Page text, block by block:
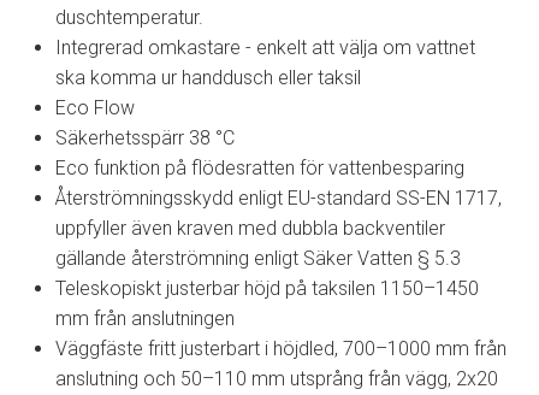
duschtemperatur.
Integrerad omkastare - enkelt att välja om vattnet
ska komma ur handdusch eller taksil
Eco Flow
Säkerhetsspärr 38 °C
Eco funktion på flödesratten för vattenbesparing
Återströmningsskydd enligt EU-standard SS-EN 1717,
uppfyller även kraven med dubbla backventiler
gällande återströmning enligt Säker Vatten § 5.3
Teleskopiskt justerbar höjd på taksilen 1150–1450
mm från anslutningen
Väggfäste fritt justerbart i höjdled, 700–1000 mm från
anslutning och 50–110 mm utsprång från vägg, 2x20